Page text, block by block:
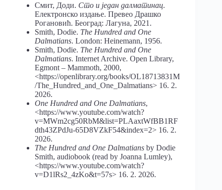
Смит, Доди. Сто и један далматинац.
Електронско издање. Превео Драшко
Рогановић. Београд: Лагуна, 2021.
Smith, Dodie. The Hundred and One
Dalmatians. London: Heinemann, 1956.
Smith, Dodie. The Hundred and One
Dalmatians. Internet Archive. Open Library,
Egmont – Mammoth, 2000,
<https://openlibrary.org/books/OL18713831M
/The_Hundred_and_One_Dalmatians> 16. 2.
2026.
One Hundred and One Dalmatians,
<https://www.youtube.com/watch?
v=MWm2cg50RbM&list=PLAaxtWfBB1RF
dth43ZPdJu-65D8VZkF54&index=2> 16. 2.
2026.
The Hundred and One Dalmatians by Dodie
Smith, audiobook (read by Joanna Lumley),
<https://www.youtube.com/watch?
v=D1lRs2_4zKo&t=57s> 16. 2. 2026.